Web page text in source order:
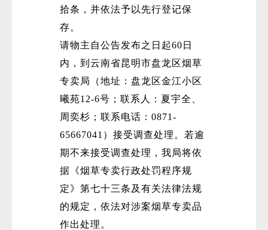
拾条，并依法予以先行登记保
存。
请物主自公告发布之日起60日
内，到云南省昆明市盘龙区烟草
专卖局（地址：盘龙区金江小区
曦苑12-6号；联系人：夏宇全、
周奕杉；联系电话：0871-
65667041）接受调查处理。若逾
期不来接受调查处理，我局将依
据《烟草专卖行政处罚程序规
定》第七十三条及有关法律法规
的规定，依法对涉案烟草专卖品
作出处理。